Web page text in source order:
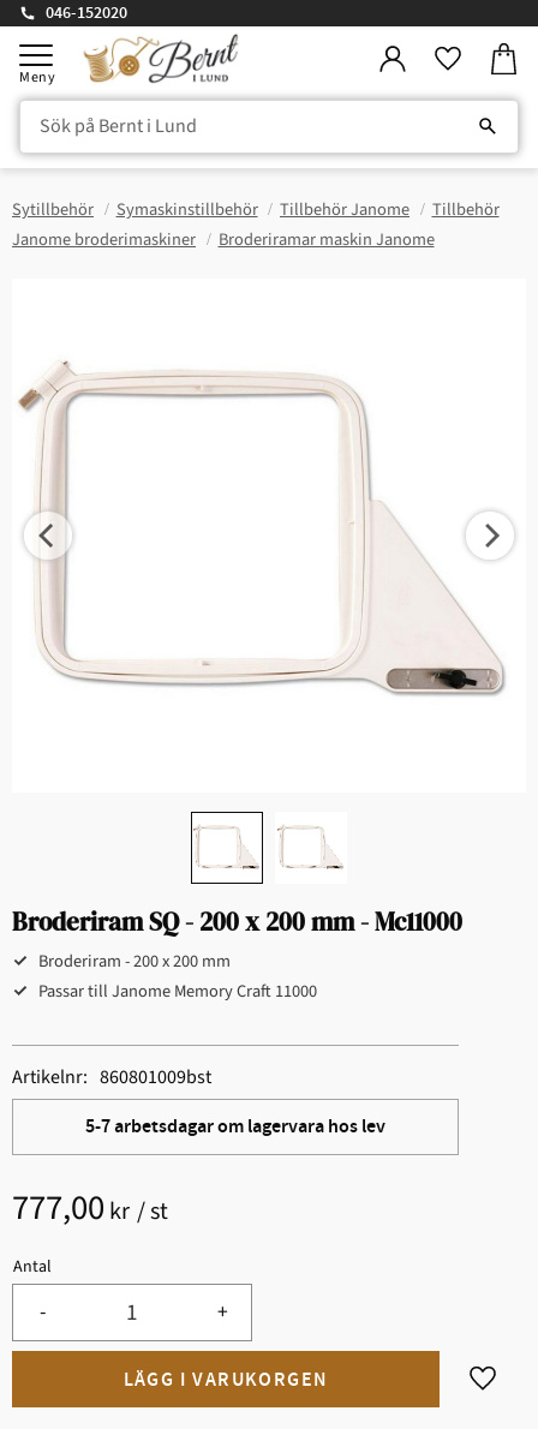
Meny
046-152020
Sytillbehör Symaskinstillbehör Tillbehör Janome
Tillbehör
Janome broderimaskiner
Broderiramar maskin Janome
Broderiram SQ - 200 x 200 mm - Mc11000
Broderiram - 200 x 200 mm
Passar till Janome Memory Craft 11000
777,00 kr /st
Antal
+
-
Lägg
5-7 arbetsdagar om lagervara hos lev
Artikelnr 860801009bst